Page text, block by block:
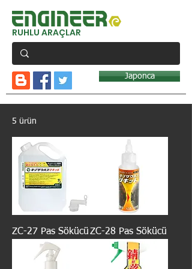
RUHLU ARAÇLAR
Japonca
5 ürün
ZC-27 Pas SökücüZC-28 Pas Sökücü